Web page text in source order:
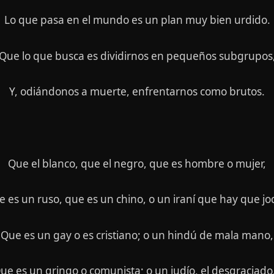
Lo que pasa en el mundo es un plan muy bien urdido.
Que lo que busca es dividirnos en pequeños
Y, odiándonos a muerte, enfrentarnos como brutos.
Que el blanco, que el negro, que es hombre o mujer,
es un ruso, que es un chino, o un iraní que hay que
Que es un gay o es cristiano; o un hindú de mala mano,
es un gringo o comunista; o un judío, el